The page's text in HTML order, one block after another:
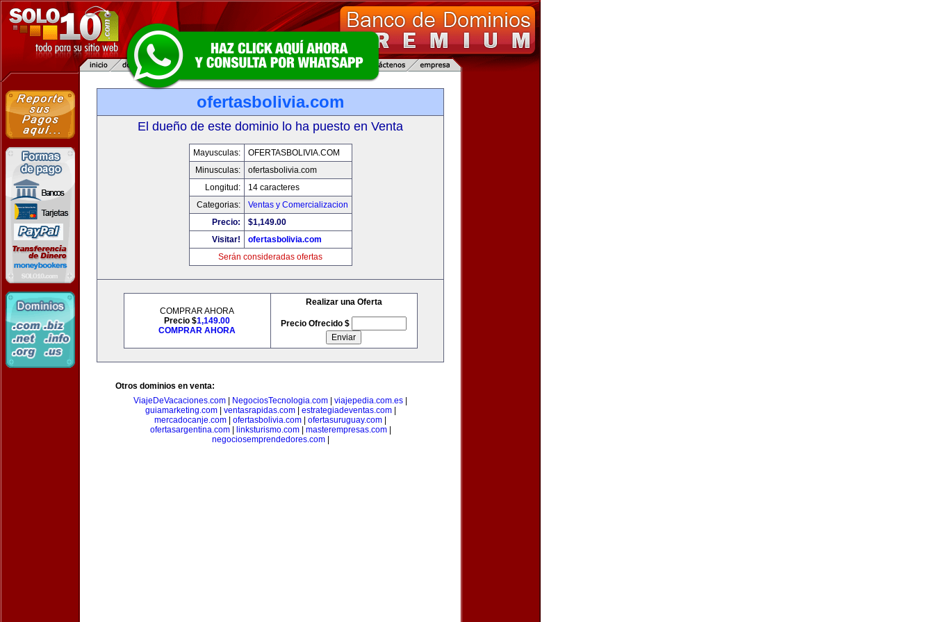
ofertasbolivia.com
El dueño de este dominio lo ha puesto en Venta
Mayusculas:
OFERTASBOLIVIA.COM
Minusculas:
ofertasbolivia.com
Longitud:
14 caracteres
Categorias:
Ventas y Comercializacion
Precio:
$1,149.00
Visitar!
ofertasbolivia.com
Serán consideradas ofertas
COMPRAR AHORA
Precio $1,149.00
COMPRAR AHORA
Realizar una Oferta
Precio Ofrecido $
Otros dominios en venta:
ViajeDeVacaciones.com
NegociosTecnologia.com viajepedia.com.es
guiamarketing.com| ventasrapidas.com| estrategiadeventas.com|
mercadocanje.com
ofertasbolivia.com ofertasuruguay.com
ofertasargentina.com| linksturismo.com| masterempresas.com|
negociosemprendedores.com|